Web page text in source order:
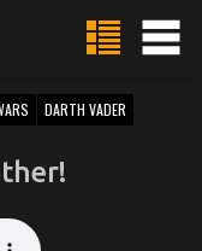
DARTH VADER